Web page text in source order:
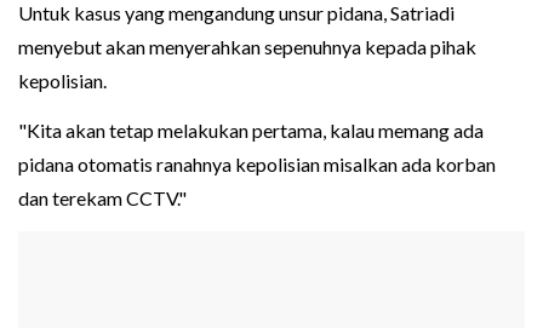
Untuk kasus yang mengandung unsur pidana, Satriadi
menyebut akan menyerahkan sepenuhnya kepada pihak
kepolisian.
"Kita akan tetap melakukan pertama, kalau memang ada
pidana otomatis ranahnya kepolisian misalkan ada korban
dan terekam CCTV."